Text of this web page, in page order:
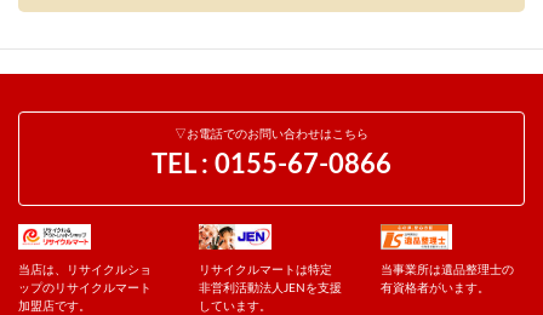
▽お電話でのお問い合わせはこちら
TEL : 0155-67-0866
当店は、リサイクルショ
ップのリサイクルマート
加盟店です。
リサイクルマートは特定
非営利活動法人JENを支援
しています。
当事業所は遺品整理士の
有資格者がいます。